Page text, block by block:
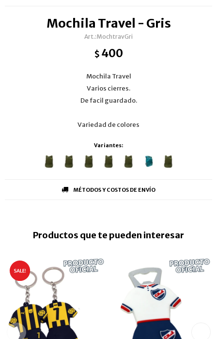
Mochila Travel - Gris
MochtravGri
$ 400
Mochila Travel
Varios cierres.
De facil guardado.
Variedad de colores
Variantes:
MÉTODOS Y COSTOS DE ENVÍO
Productos que te pueden interesar